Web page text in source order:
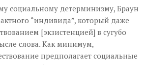
социальному детерминизму, Браун
“индивида”, который даже
[экзистенцией] в сугубо
слова. Как минимум,
предполагает социальные